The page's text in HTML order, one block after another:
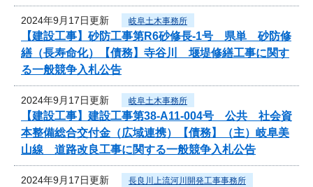
2024年9月17日更新 岐阜土木事務所
【建設工事】砂防工事第R6砂修長-1号 県単 砂防修
繕（長寿命化）【債務】寺谷川 堰堤修繕工事に関す
る一般競争入札公告
2024年9月17日更新 岐阜土木事務所
【建設工事】建設工事第38-A11-004号 公共 社会資
本整備総合交付金（広域連携）【債務】（主）岐阜美
山線 道路改良工事に関する一般競争入札公告
2024年9月17日更新 長良川上流河川開発工事事務所